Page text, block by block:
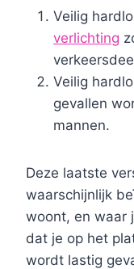
Veilig
verlichting
Veilig
gevallen
mannen.
Deze laatste
waarschijnlijk
woont, en waar
dat je op het
wordt lastig